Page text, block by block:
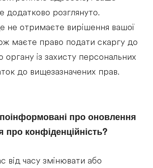
додатково розглянуто.
не отримаєте вирішення вашої
маєте право подати скаргу до
органу із захисту персональних
до вищезазначених прав.
про оновлення
про конфіденційність?
часу змінювати або